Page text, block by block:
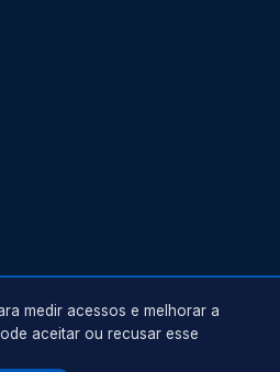
medir acessos e melhorar a
aceitar ou recusar esse